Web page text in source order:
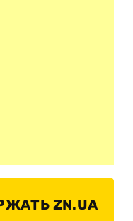
ZN.UA